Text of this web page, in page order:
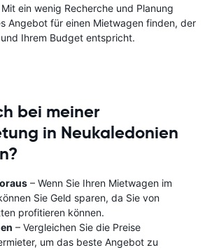
ein wenig Recherche und Planung
Angebot für einen Mietwagen finden, der
Ihrem Budget entspricht.
bei meiner
in Neukaledonien
– Wenn Sie Ihren Mietwagen im
Sie Geld sparen, da Sie von
profitieren können.
– Vergleichen Sie die Preise
um das beste Angebot zu